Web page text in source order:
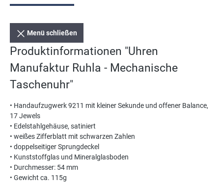
Menü schließen
Produktinformationen "Uhren
Manufaktur Ruhla - Mechanische
Taschenuhr"
• Handaufzugwerk 9211 mit kleiner Sekunde und offener Balance,
17 Jewels
• Edelstahlgehäuse, satiniert
• weißes Zifferblatt mit schwarzen Zahlen
• doppelseitiger Sprungdeckel
• Kunststoffglas und Mineralglasboden
• Durchmesser: 54 mm
• Gewicht ca. 115g